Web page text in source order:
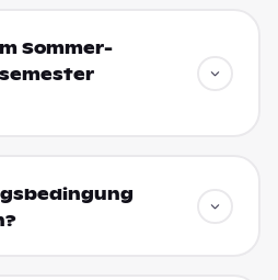
Sommer-